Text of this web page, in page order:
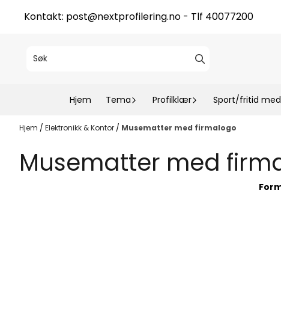
Hopp til innhold
Kontakt: post@nextprofilering.no - Tlf 40077200
Hjem Tema Profilklær Sport/fritid
Hjem / Elektronikk & Kontor / Musematter med firmalogo
Musematter med